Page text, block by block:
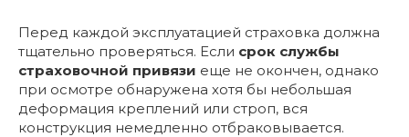
Перед каждой эксплуатацией страховка должна
тщательно проверяться. Если срок службы
страховочной привязи еще не окончен, однако
при осмотре обнаружена хотя бы небольшая
деформация креплений или строп, вся
конструкция немедленно отбраковывается.